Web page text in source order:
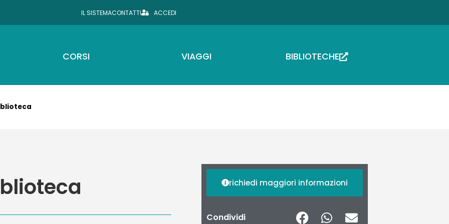
IL SISTEMACONTATTI ACCEDI
CORSI VIAGGI BIBLIOTECHE
richiedi maggiori informazioni
Condividi